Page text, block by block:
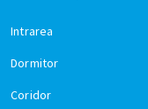
Intrarea
Dormitor
Coridor